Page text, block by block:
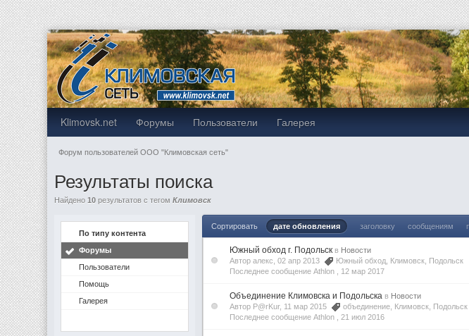
Klimovsk.net Форумы Пользователи Галерея
Форум пользователей ООО "Климовская сеть"
Результаты поиска
Найдено10 результатов с тегомКлимовск
По типу контента
Форумы
Пользователи
Помощь
Галерея
Сортировать дате обновления заголовку сообщениям
Южный обход г. Подольск в Новости
Автор алекс, 02 апр 2013
Южный обход Климовск Подольск
Последнее сообщение Athlon , 12 мар 2017
Объединение Климовска и Подольска в Новости
Автор P@rKur, 11 мар 2015
объединение Климовск Подольск
Последнее сообщение Athlon , 21 июл 2016